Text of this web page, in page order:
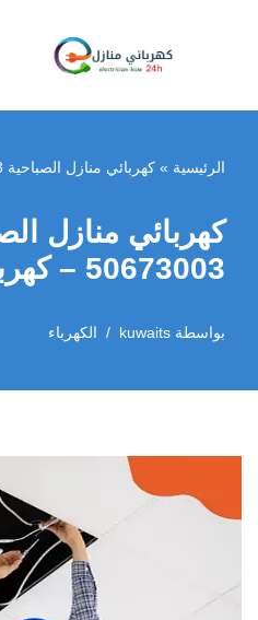
المحتوى
الرئيسية » كهربائي منازل الصباحية 50673003 – كهربائي الصباحية
كهربائي منازل
50673003 – كهربائي الصباحية
بواسطة kuwaits الكهرباء